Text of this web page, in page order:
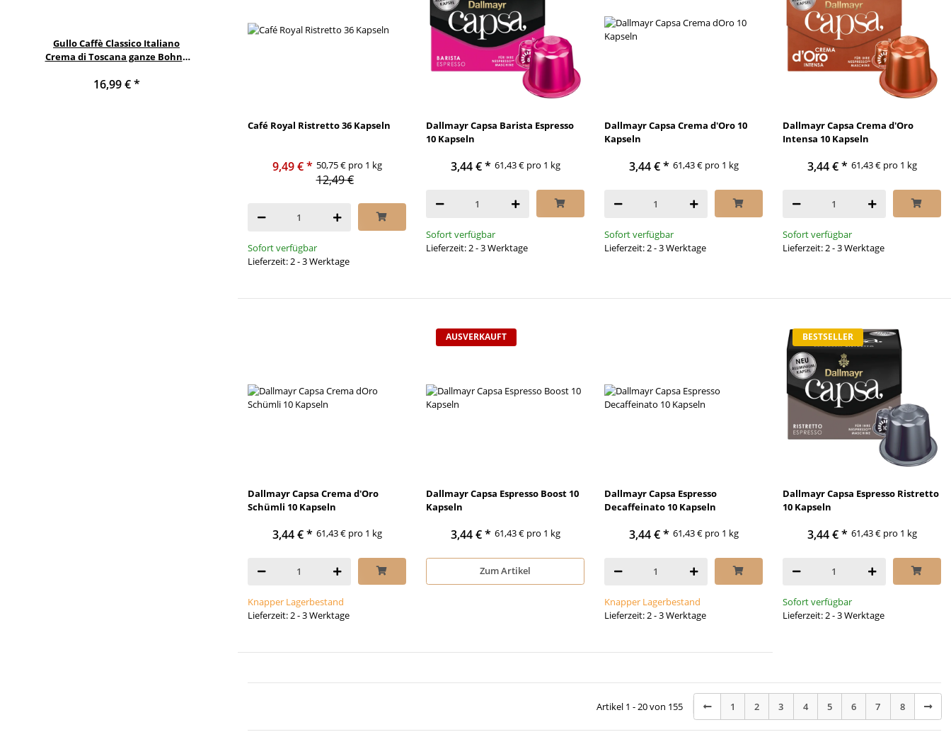
Café Royal Ristretto 36 Kapseln
9,49 €* 50,75 € pro 1 kg
12,49 €
Sofort verfügbar
Lieferzeit: 2 - 3 Werktage
Dallmayr Capsa Barista Espresso
10 Kapseln
3,44 €* 61,43 € pro 1 kg
Sofort verfügbar
Lieferzeit: 2 - 3 Werktage
Dallmayr Capsa Crema d'Oro 10
Kapseln
3,44 €* 61,43 € pro 1 kg
Sofort verfügbar
Lieferzeit: 2 - 3 Werktage
Dallmayr Capsa Crema d'Oro
Intensa 10 Kapseln
3,44 €* 61,43 € pro 1 kg
Sofort verfügbar
Lieferzeit: 2 - 3 Werktage
Dallmayr Capsa Crema d'Oro
Schümli 10 Kapseln
3,44 €* 61,43 € pro 1 kg
Knapper Lagerbestand
Lieferzeit: 2 - 3 Werktage
AUSVERKAUFT
Dallmayr Capsa Espresso Boost 10
Kapseln
3,44 €* 61,43 € pro 1 kg
Zum Artikel
Dallmayr Capsa Espresso
Decaffeinato 10 Kapseln
3,44 €* 61,43 € pro 1 kg
Knapper Lagerbestand
Lieferzeit: 2 - 3 Werktage
BESTSELLER
Dallmayr Capsa Espresso Ristretto
10 Kapseln
3,44 €* 61,43 € pro 1 kg
Sofort verfügbar
Lieferzeit: 2 - 3 Werktage
Artikel 1 - 20 von 155 1 2 3 4 5 6 7 8
Gullo Caffè Classico Italiano
Crema di Toscana ganze Bohne
16,99 €*
Café Royal Lungo Forte 36
Kapseln
Gullo Caffè Classico Italiano
Crema di Toscana ganze Bohne
Lavazza Caffè Crema Gustoso 1Kg Café